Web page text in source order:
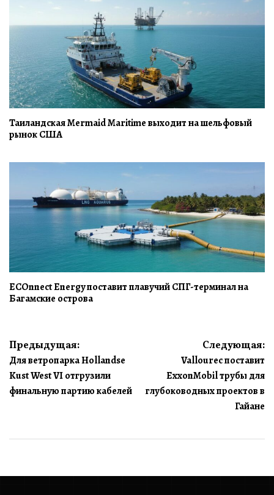
Таиландская Mermaid Maritime выходит на шельфовый
рынок США
ECOnnect Energy поставит плавучий СПГ-терминал на
Багамские острова
Навигация
по
записям
Предыдущая:
Для ветропарка Hollandse
Kust West VI отгрузили
финальную партию кабелей
Следующая:
Vallourec поставит
ExxonMobil трубы для
глубоководных проектов в
Гайане